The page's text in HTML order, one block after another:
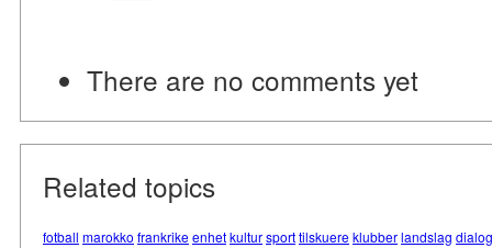
There are no comments yet
Related topics
fotball marokko frankrikeenhetkultursporttilskuereklubberlandslag dialog